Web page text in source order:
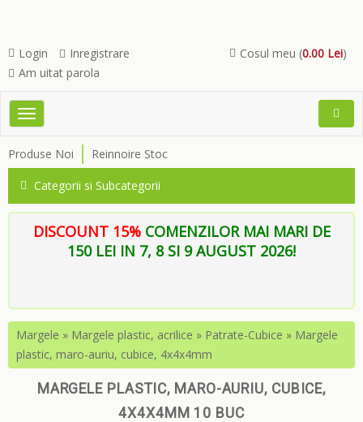
Cosul meu (0.00 Lei)
Login
Inregistrare
Am uitat parola
Toggle
Open
Produse Noi Reinnoire Stoc
Categorii si Subcategorii
DISCOUNT 15% COMENZILOR MAI MARI DE
150 LEI IN 7, 8 SI 9 AUGUST 2026!
Margele » Margele plastic, acrilice » Patrate-Cubice » Margele
plastic, maro-auriu, cubice, 4x4x4mm
MARGELE PLASTIC, MARO-AURIU, CUBICE,
4X4X4MM 10 BUC